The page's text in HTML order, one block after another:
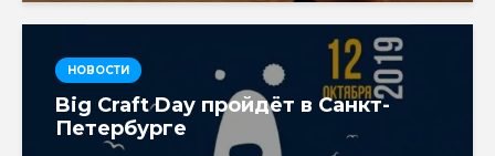
НОВОСТИ
Big Craft Day пройдёт в Санкт-
Петербурге